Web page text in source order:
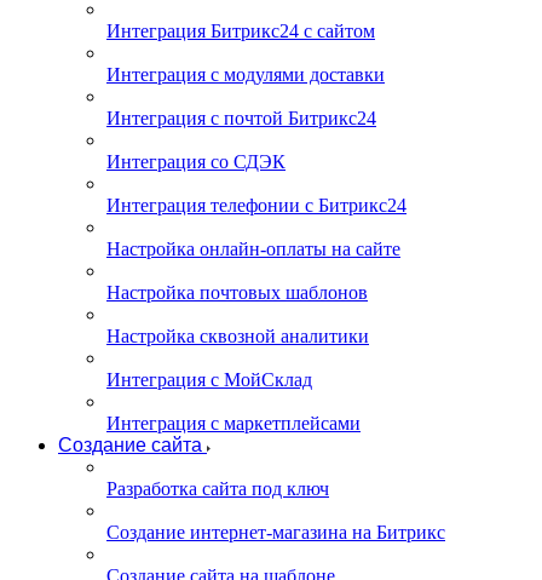
Интеграция Битрикс24 с сайтом
Интеграция с модулями доставки
Интеграция с почтой Битрикс24
Интеграция со СДЭК
Интеграция телефонии с Битрикс24
Настройка онлайн-оплаты на сайте
Настройка почтовых шаблонов
Настройка сквозной аналитики
Интеграция с МойСклад
Интеграция с маркетплейсами
Создание сайта
Разработка сайта под ключ
Создание интернет-магазина на Битрикс
Создание сайта на шаблоне